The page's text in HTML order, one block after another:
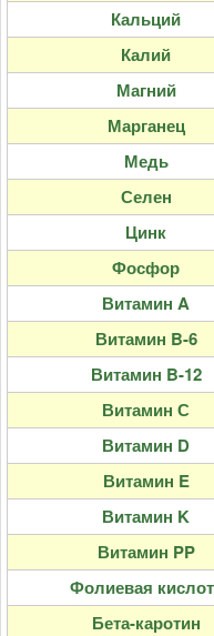
Кальций
Калий
Магний
Марганец
Медь
Селен
Цинк
Фосфор
Витамин A
Витамин B-6
Витамин B-12
Витамин С
Витамин D
Витамин E
Витамин K
Витамин PP
Фолиевая
Бета-каротин